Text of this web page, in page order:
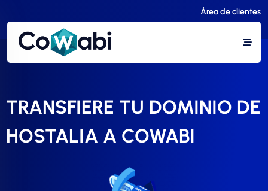
Área de clientes
TRANSFIERE TU DOMINIO DE
HOSTALIA A COWABI